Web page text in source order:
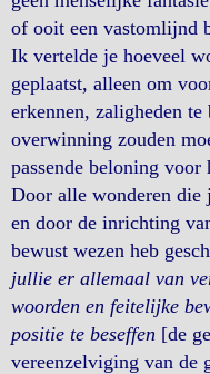
of ooit een vastomlijnd
Ik vertelde je hoeveel
geplaatst, alleen om
erkennen, zaligheden te
overwinning zouden
passende beloning
Door alle wonderen die
en door de inrichting
bewust wezen heb
jullie er allemaal van
woorden en feitelijke
positie te beseffen [de
vereenzelviging van de